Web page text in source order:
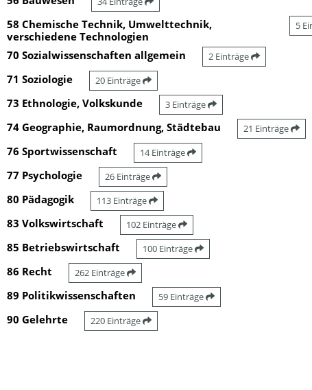
58 Chemische Technik, Umwelttechnik,
verschiedene Technologien
5
70 Sozialwissenschaften allgemein 2 Einträge
71 Soziologie 20 Einträge
73 Ethnologie, Volkskunde 3 Einträge
74 Geographie, Raumordnung, Städtebau 21 Einträge
76 Sportwissenschaft 14 Einträge
77 Psychologie 26 Einträge
80 Pädagogik 113 Einträge
83 Volkswirtschaft 102 Einträge
85 Betriebswirtschaft 100 Einträge
86 Recht 262 Einträge
89 Politikwissenschaften 59 Einträge
90 Gelehrte 220 Einträge